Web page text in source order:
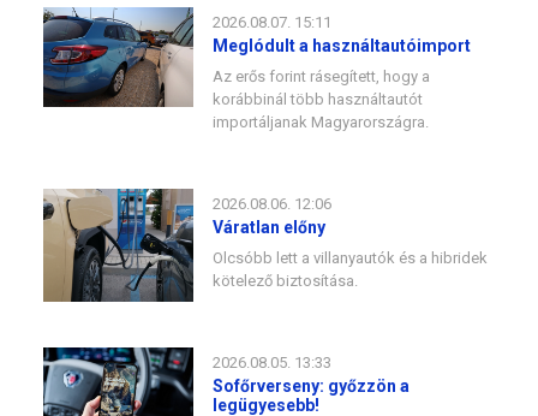
2026.08.07. 15:11
Meglódult a használtautóimport
Az erős forint rásegített, hogy a
korábbinál több használtautót
importáljanak Magyarországra.
2026.08.06. 12:06
Váratlan előny
Olcsóbb lett a villanyautók és a hibridek
kötelező biztosítása.
2026.08.05. 13:33
Sofőrverseny: győzzön a
legügyesebb!